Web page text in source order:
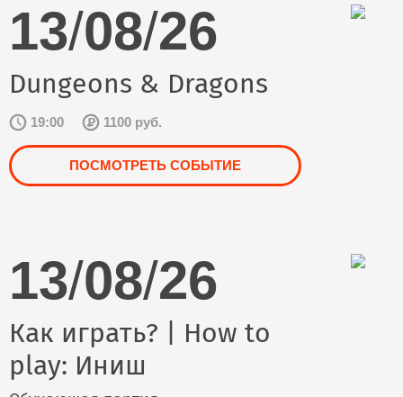
13/08/26
Dungeons & Dragons
19:00 1100 руб.
ПОСМОТРЕТЬ СОБЫТИЕ
13/08/26
Как играть? | How to
play: Иниш